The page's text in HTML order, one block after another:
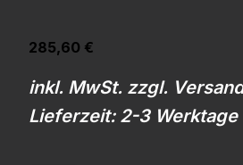
285,60 €
inkl. MwSt. zzgl. Versand
Lieferzeit: 2-3 Werktage